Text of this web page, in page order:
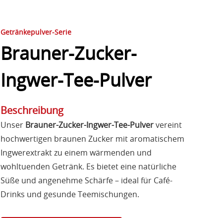
Getränkepulver-Serie
Brauner-Zucker-
Ingwer-Tee-Pulver
Beschreibung
Unser Brauner-Zucker-Ingwer-Tee-Pulververeint
hochwertigen braunen Zucker mit aromatischem
Ingwerextrakt zu einem wärmenden und
wohltuenden Getränk. Es bietet eine natürliche
Süße und angenehme Schärfe – ideal für Café-
Drinks und gesunde Teemischungen.